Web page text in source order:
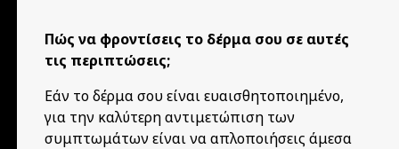
Πώς να φροντίσεις το δέρμα σου σε αυτές
τις περιπτώσεις;
Εάν το δέρμα σου είναι ευαισθητοποιημένο,
για την καλύτερη αντιμετώπιση των
συμπτωμάτων είναι να απλοποιήσεις άμεσα